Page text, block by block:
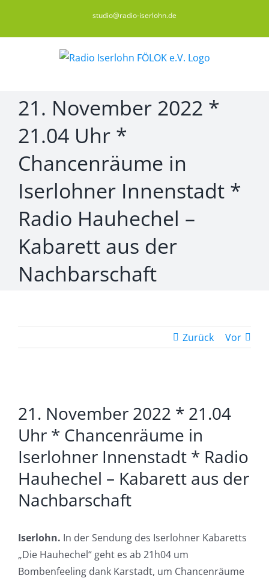
springen
studio@radio-iserlohn.de
21. November 2022 *
21.04 Uhr *
Chancenräume in
Iserlohner Innenstadt *
Radio Hauhechel –
Kabarett aus der
Nachbarschaft
Zurück Vor
grösseres
Bild
21. November 2022 * 21.04
Uhr * Chancenräume in
Iserlohner Innenstadt * Radio
Hauhechel – Kabarett aus der
Nachbarschaft
Iserlohn. In der Sendung des Iserlohner Kabaretts
„Die Hauhechel“ geht es ab 21h04 um
Bombenfeeling dank Karstadt, um Chancenräume